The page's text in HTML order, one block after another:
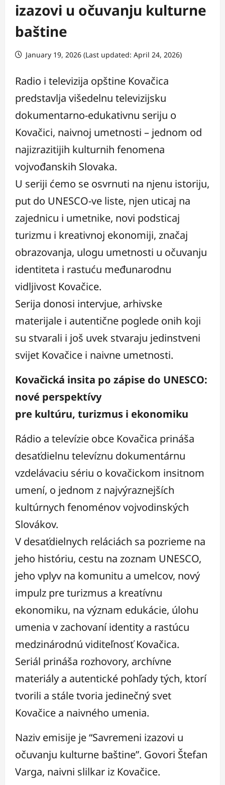
izazovi u očuvanju kulturne
baštine
January 19, 2026 (Last updated: April 24, 2026)
Radio i televizija opštine Kovačica
predstavlja višedelnu televizijsku
dokumentarno-edukativnu seriju o
Kovačici, naivnoj umetnosti – jednom od
najizrazitijih kulturnih fenomena
vojvođanskih Slovaka.
U seriji ćemo se osvrnuti na njenu istoriju,
put do UNESCO-ve liste, njen uticaj na
zajednicu i umetnike, novi podsticaj
turizmu i kreativnoj ekonomiji, značaj
obrazovanja, ulogu umetnosti u očuvanju
identiteta i rastuću međunarodnu
vidljivost Kovačice.
Serija donosi intervjue, arhivske
materijale i autentične poglede onih koji
su stvarali i još uvek stvaraju jedinstveni
svijet Kovačice i naivne umetnosti.
Kovačická insita po zápise do UNESCO:
nové perspektívy
pre kultúru, turizmus i ekonomiku
Rádio a televízie obce Kovačica prináša
desaťdielnu televíznu dokumentárnu
vzdelávaciu sériu o kovačickom insitnom
umení, o jednom z najvýraznejších
kultúrnych fenoménov vojvodinských
Slovákov.
V desaťdielnych reláciách sa pozrieme na
jeho históriu, cestu na zoznam UNESCO,
jeho vplyv na komunitu a umelcov, nový
impulz pre turizmus a kreatívnu
ekonomiku, na význam edukácie, úlohu
umenia v zachovaní identity a rastúcu
medzinárodnú viditeľnosť Kovačica.
Seriál prináša rozhovory, archívne
materiály a autentické pohľady tých, ktorí
tvorili a stále tvoria jedinečný svet
Kovačice a naivného umenia.
Naziv emisije je “Savremeni izazovi u
očuvanju kulturne baštine”. Govori Štefan
Varga, naivni slilkar iz Kovačice.